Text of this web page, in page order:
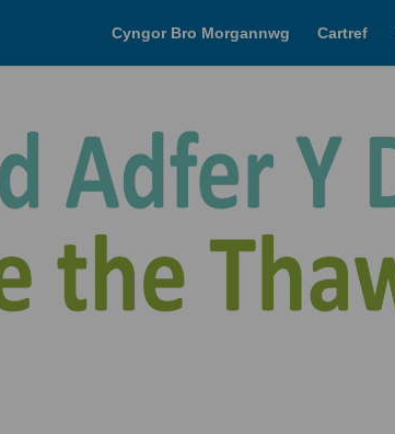
Cyngor Bro Morgannwg Cartref